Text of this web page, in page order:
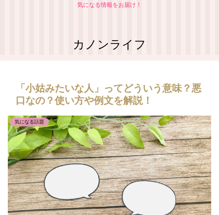
気になる情報をお届け！
カノンライフ
「小姑みたいな人」ってどういう意味？悪
口なの？使い方や例文を解説！
気になる話題